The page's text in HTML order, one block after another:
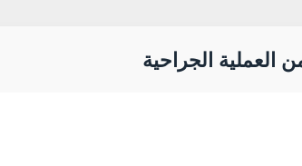
العملية الجراحية